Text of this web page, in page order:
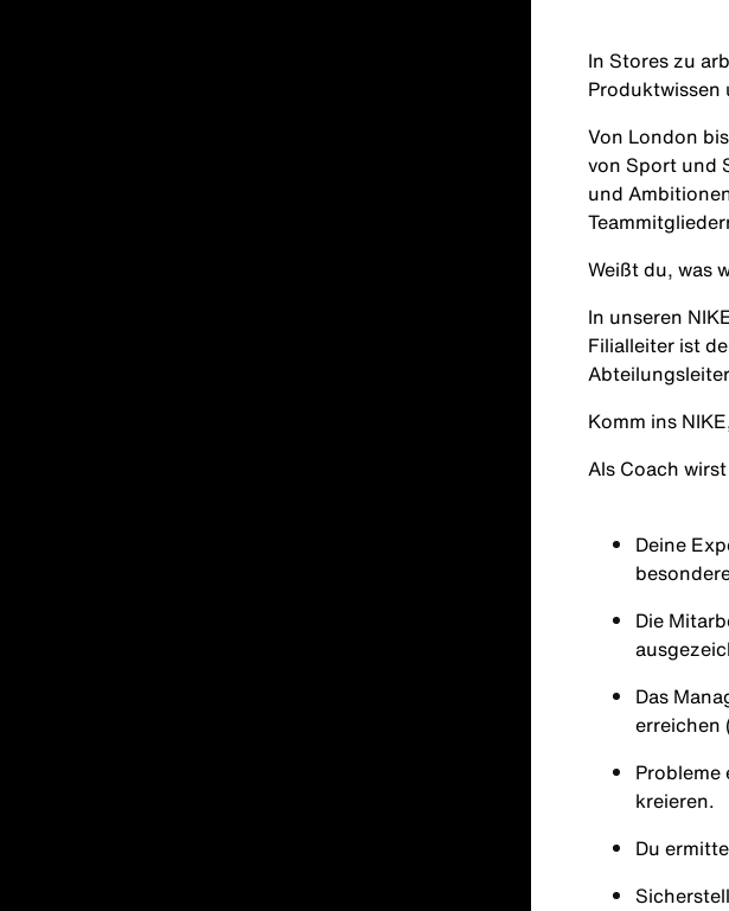
In Stores zu
Produktwissen
Von London
von Sport und
und
Weißt du, was
In unseren
Filialleiter ist
Komm ins
Als Coach
Deine
Die
Das
erreichen
Probleme
kreieren.
Du